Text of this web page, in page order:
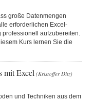
große Datenmengen
erforderlichen Excel-
professionell aufzubereiten.
Kurs lernen Sie die
mit Excel (Kristoffer Ditz)
und Techniken aus dem